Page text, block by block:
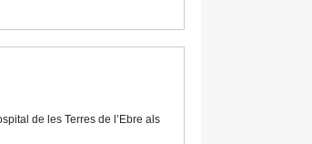
de les Terres de l’Ebre als